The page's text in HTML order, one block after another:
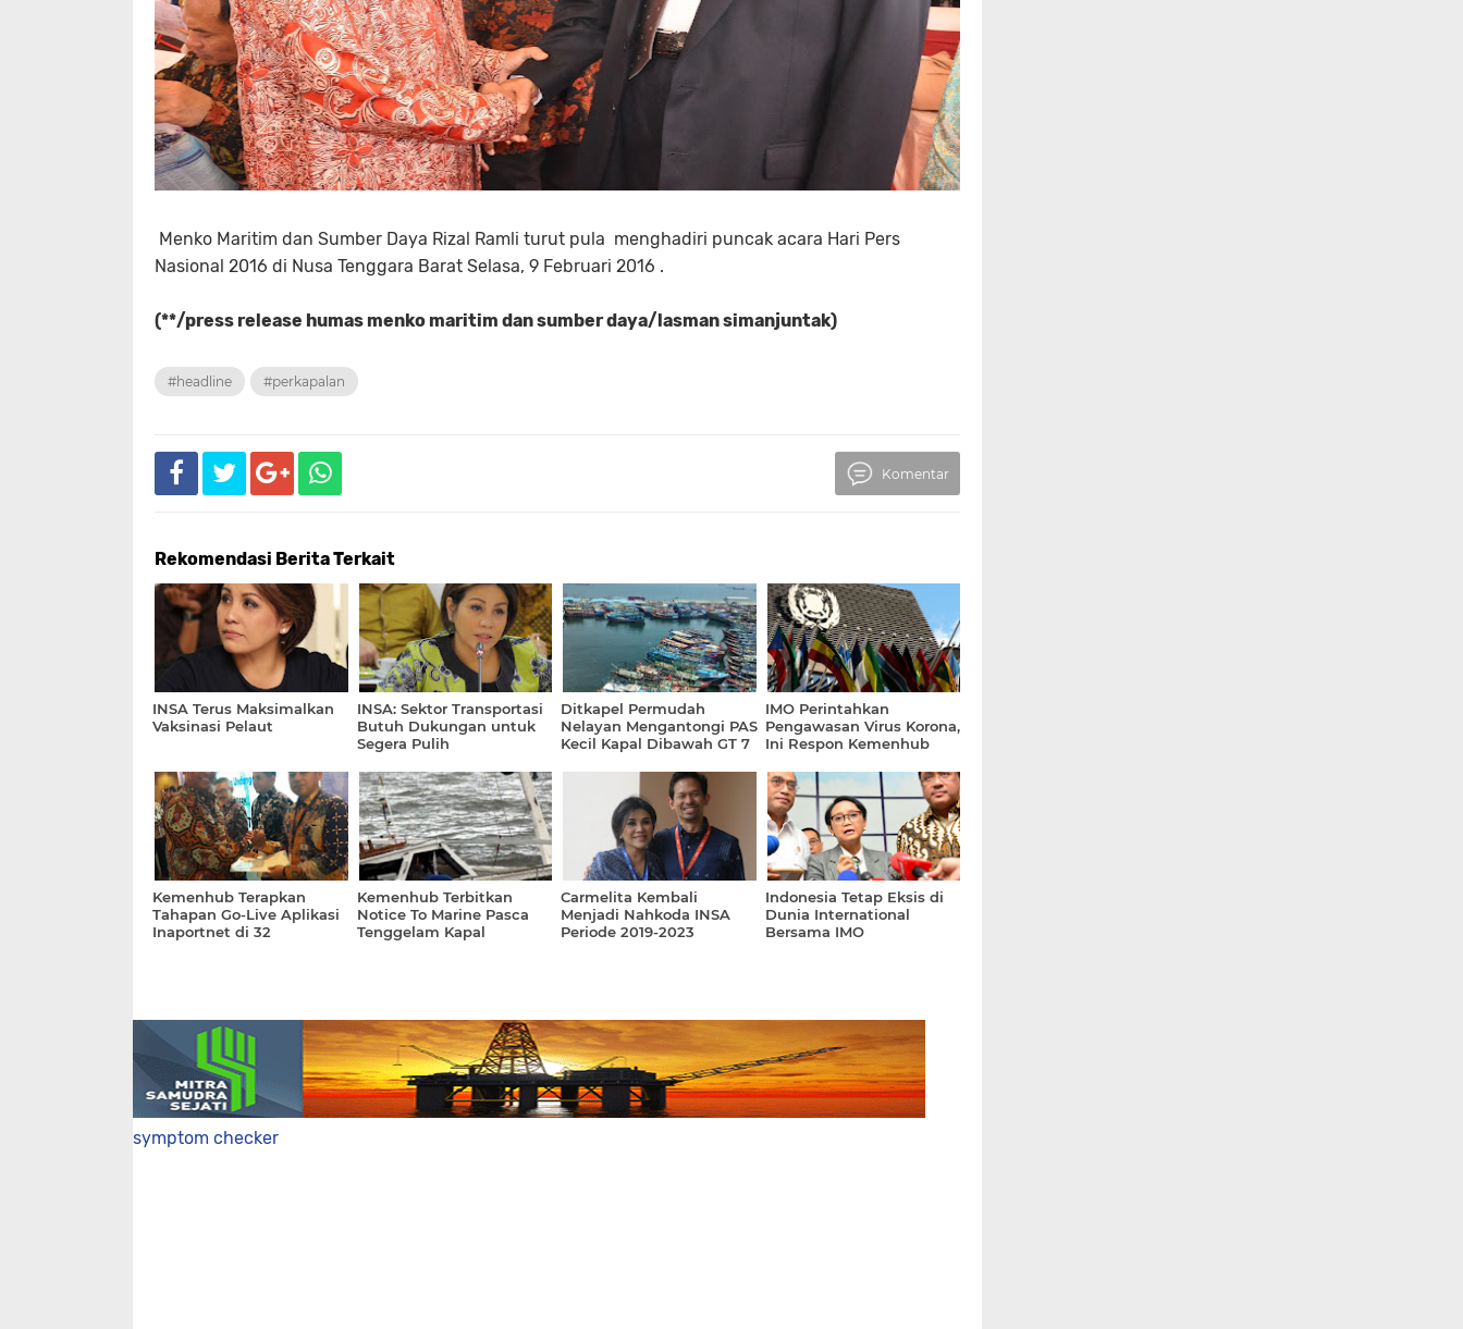
Menko Maritim dan Sumber Daya Rizal Ramli turut pula menghadiri puncak acara Hari Pers
Nasional 2016 di Nusa Tenggara Barat Selasa, 9 Februari 2016 .
(**/press release humas menko maritim dan sumber daya/lasman simanjuntak)
#headline #perkapalan
Komentar
Rekomendasi Berita Terkait
INSA Terus Maksimalkan
Vaksinasi Pelaut
INSA: Sektor Transportasi
Butuh Dukungan untuk
Segera Pulih
Ditkapel Permudah
Nelayan Mengantongi PAS
Kecil Kapal Dibawah GT 7
IMO Perintahkan
Pengawasan Virus Korona,
Ini Respon Kemenhub
Kemenhub Terapkan
Tahapan Go-Live Aplikasi
Inaportnet di 32
Kemenhub Terbitkan
Notice To Marine Pasca
Tenggelam Kapal
Carmelita Kembali
Menjadi Nahkoda INSA
Periode 2019-2023
Indonesia Tetap Eksis di
Dunia International
Bersama IMO
symptom checker